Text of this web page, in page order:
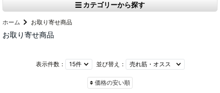
カテゴリーから探す
ホーム お取り寄せ商品
お取り寄せ商品
表示件数： 並び替え：
価格の安い順